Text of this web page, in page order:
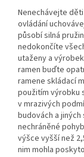
Nenechávejte
ovládání
působí silná
nedokončíte
utaženy a
ramen buďte
ramene skládací
použitím výrobku
v mrazivých
budovách a
nechráněné
výšce vyšší než
nim mohla